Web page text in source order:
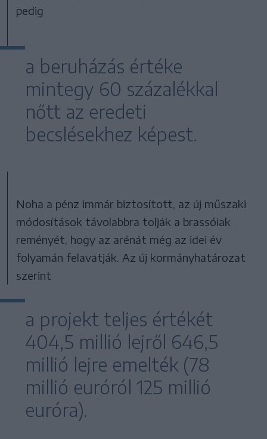
pedig
a beruházás értéke
mintegy 60 százalékkal
nőtt az eredeti
becslésekhez képest.
Noha a pénz immár biztosított, az új műszaki
módosítások távolabbra tolják a brassóiak
reményét, hogy az arénát még az idei év
folyamán felavatják. Az új kormányhatározat
szerint
a projekt teljes értékét
404,5 millió lejről 646,5
millió lejre emelték (78
millió euróról 125 millió
euróra).